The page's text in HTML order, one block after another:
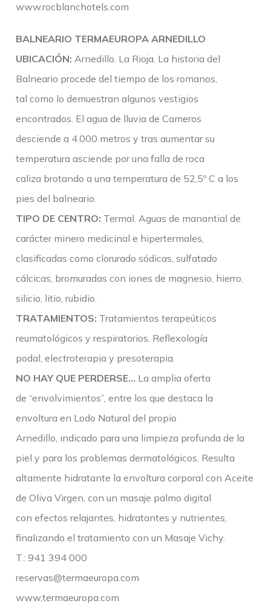
www.rocblanchotels.com
BALNEARIO TERMAEUROPA ARNEDILLO
UBICACIÓN: Arnedillo. La Rioja. La historia del
Balneario procede del tiempo de los romanos,
tal como lo demuestran algunos vestigios
encontrados. El agua de lluvia de Cameros
desciende a 4.000 metros y tras aumentar su
temperatura asciende por una falla de roca
caliza brotando a una temperatura de 52,5º C a los
pies del balneario.
TIPO DE CENTRO: Termal. Aguas de manantial de
carácter minero medicinal e hipertermales,
clasificadas como clorurado sódicas, sulfatado
cálcicas, bromuradas con iones de magnesio, hierro,
silicio, litio, rubidio.
TRATAMIENTOS: Tratamientos terapeúticos
reumatológicos y respiratorios. Reflexología
podal, electroterapia y presoterapia.
NO HAY QUE PERDERSE… La amplia oferta
de “envolvimientos”, entre los que destaca la
envoltura en Lodo Natural del propio
Arnedillo, indicado para una limpieza profunda de la
piel y para los problemas dermatológicos. Resulta
altamente hidratante la envoltura corporal con Aceite
de Oliva Virgen, con un masaje palmo digital
con efectos relajantes, hidratantes y nutrientes,
finalizando el tratamiento con un Masaje Vichy.
T.: 941 394 000
reservas@termaeuropa.com
www,termaeuropa.com